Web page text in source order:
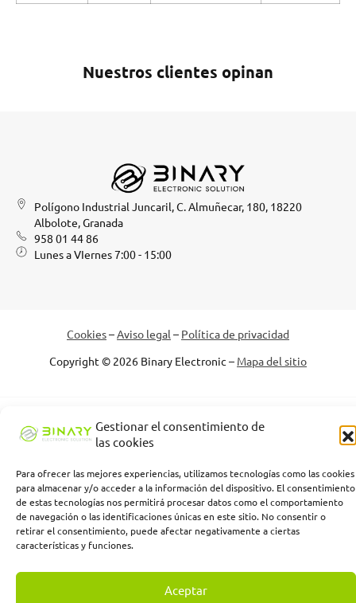
Gestionar el consentimiento de
las cookies
Para ofrecer las mejores experiencias, utilizamos tecnologías como las cookies
para almacenar y/o acceder a la información del dispositivo. El consentimiento
de estas tecnologías nos permitirá procesar datos como el comportamiento
de navegación o las identificaciones únicas en este sitio. No consentir o
retirar el consentimiento, puede afectar negativamente a ciertas
características y funciones.
Aceptar
Nuestros clientes opinan
Polígono Industrial Juncaril, C. Almuñecar, 180, 18220
Albolote, Granada
958 01 44 86
Lunes a VIernes 7:00 - 15:00
Cookies–Aviso legal – Política de privacidad
Copyright © 2026 Binary Electronic – Mapa del sitio
Binary Electronic Solution empresa beneficiaria, ha recibido una
subvención de la Consejería de Empleo, Empresa y Trabajo
Europea con cargo al Programa FSE+ Andalucía 2021-2027,
enmarcada en el Programa Emplea-T, para la inserción laboral y el
fomento de la contratación en el ámbito de la Comunidad
Autónoma de Andalucía. Línea 2. Incentivo a la segunda o
sucesivas contrataciones indefinidas ordinarias por parte de
personas trabajadoras autónomas, y a cualquier contratación